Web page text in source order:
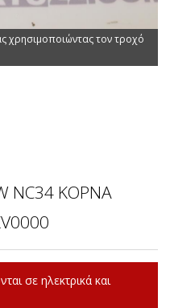
χρησιμοποιώντας τον τροχό
NC34 ΚΟΡΝΑ
σε ηλεκτρικά και